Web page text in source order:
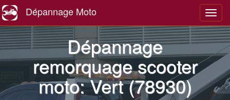
Dépannage Moto
Dépannage
remorquage scooter
moto: Vert (78930)